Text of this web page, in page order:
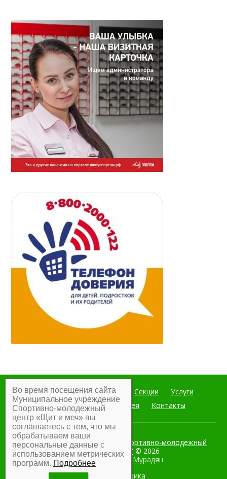
Главная Мероприятия Секции
Услуги
Документы
Фотогалерея Контакты
Муниципальное учреждение Спортивно-молодежный
центр "Щит и меч" © 2026
Разработка:Армен Мурадян
Во время посещения сайта
Муниципальное учреждение
Спортивно-молодежный
центр «Щит и меч» вы
соглашаетесь с тем, что мы
обрабатываем ваши
персональные данные с
использованием метрических
программ. Подробнее